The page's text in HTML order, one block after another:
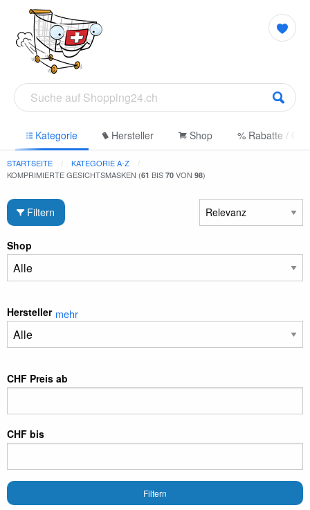
Kategorie Hersteller Shop % Rabatte /
STARTSEITE
KATEGORIE A-Z
KOMPRIMIERTE GESICHTSMASKEN (61 BIS 70 VON 98)
Filtern
Shop
Hersteller mehr
CHF Preis ab
CHF bis
Filtern